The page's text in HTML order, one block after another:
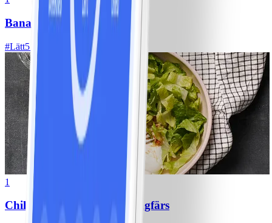
Bananpannkakor
#Lätt5 MIN
1
Chili con carne med kycklingfärs